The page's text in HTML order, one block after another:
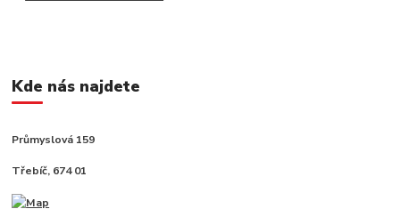
Kde nás najdete
Průmyslová 159
Třebíč, 674 01